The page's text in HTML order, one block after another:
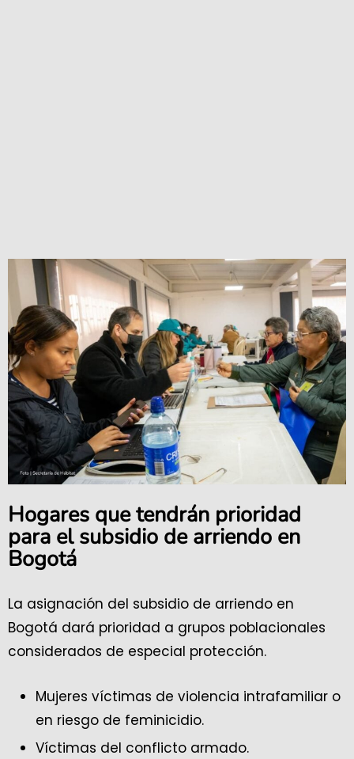
Hogares que tendrán prioridad
para el subsidio de arriendo en
Bogotá
La asignación del subsidio de arriendo en
Bogotá dará prioridad a grupos poblacionales
considerados de especial protección.
Mujeres víctimas de violencia intrafamiliar o
en riesgo de feminicidio.
Víctimas del conflicto armado.